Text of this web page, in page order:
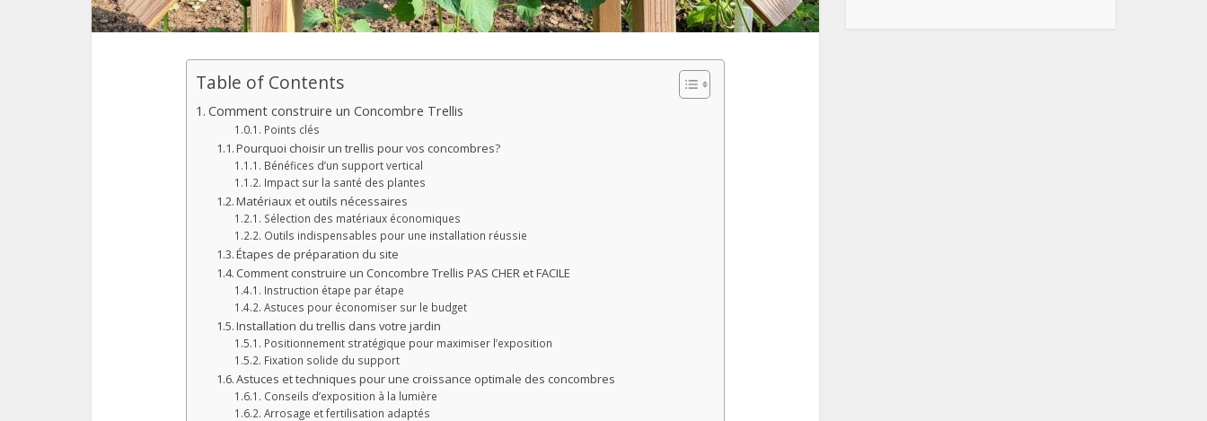
Table of Contents
Comment construire un Concombre Trellis
Points clés
Pourquoi choisir un trellis pour vos concombres?
Bénéfices d’un support vertical
Impact sur la santé des plantes
Matériaux et outils nécessaires
Sélection des matériaux économiques
Outils indispensables pour une installation réussie
Étapes de préparation du site
Comment construire un Concombre Trellis PAS CHER et FACILE
Instruction étape par étape
Astuces pour économiser sur le budget
Installation du trellis dans votre jardin
Positionnement stratégique pour maximiser l’exposition
Fixation solide du support
Astuces et techniques pour une croissance optimale des concombres
Conseils d’exposition à la lumière
Arrosage et fertilisation adaptés